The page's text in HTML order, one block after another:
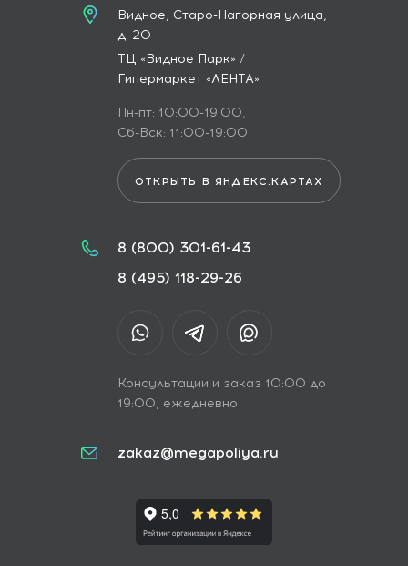
Видное, Старо-Нагорная улица,
д. 20
ТЦ «Видное Парк» /
Гипермаркет «ЛЕНТА»
Пн-пт: 10:00-19:00,
Сб-Вск: 11:00-19:00
ОТКРЫТЬ В ЯНДЕКС.КАРТАХ
8 (800) 301-61-43
8 (495) 118-29-26
Консультации и заказ 10:00 до
19:00, ежедневно
zakaz@megapoliya.ru